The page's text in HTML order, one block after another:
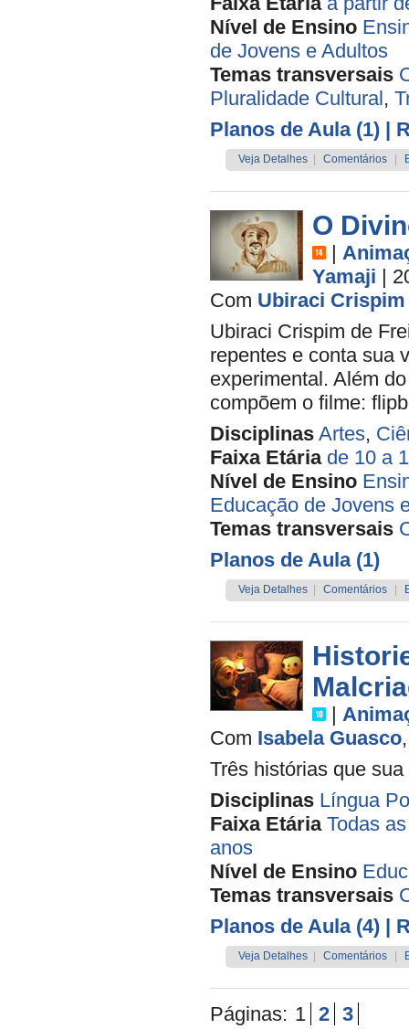
Nível de Ensino
de Jovens e Adultos
Temas transversais
Pluralidade Cultural,
Planos de Aula (1) |
Veja Detalhes Comentários
O
|
Yamaji |
Com Ubiraci
Ubiraci Crispim de
repentes e conta sua
experimental. Além
compõem o filme:
Disciplinas Artes,
Faixa Etária de 10 a
Nível de Ensino
Educação de Jovens
Temas transversais
Planos de Aula (1)
Veja Detalhes Comentários
|
Com Isabela Guasco
Três histórias que
Disciplinas Língua
Faixa Etária Todas
anos
Nível de Ensino
Temas transversais
Planos de Aula (4) |
Veja Detalhes Comentários
Páginas: 1 2 3